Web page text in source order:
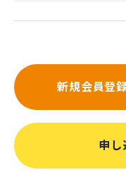
新規会員登
申し